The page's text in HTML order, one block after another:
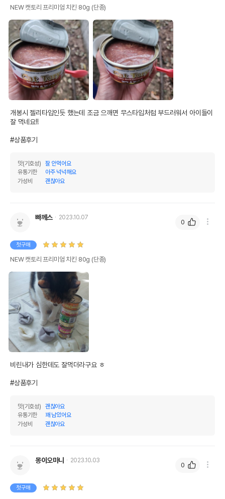
NEW 캣토리 프리미엄 치킨 80g (단종)
개봉시 젤리타입인듯 했는데 조금 으깨면 무스타입처럼 부드러워서 아이들이
잘 먹네요!!
#상품후기
맛(기호성)
잘 안먹어요
유통기한
아주 넉넉해요
가성비
괜찮아요
빠께스 2023.10.07
첫구매
NEW 캣토리 프리미엄 치킨 80g (단종)
비린내가 심한데도 잘먹더라구요 ㅎ
#상품후기
맛(기호성)
괜찮아요
유통기한
꽤 남았어요
가성비
괜찮아요
0
몽이오마니 2023.10.03
첫구매
0